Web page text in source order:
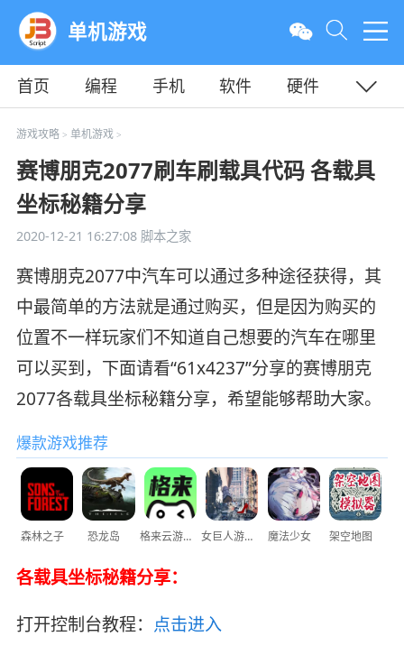
单机游戏
首页 编程 手机 软件
硬件
教程
平面
游戏攻略> 单机游戏>
赛博朋克2077刷车刷载具代码 各载具
坐标秘籍分享
2020-12-21 16:27:08脚本之家
赛博朋克2077中汽车可以通过多种途径获得，其
中最简单的方法就是通过购买，但是因为购买的
位置不一样玩家们不知道自己想要的汽车在哪里
可以买到，下面请看“61x4237”分享的赛博朋克
2077各载具坐标秘籍分享，希望能够帮助大家。
爆款游戏推荐
森林之子 恐龙岛 格来云游戏 女巨人游乐场 魔法少女 架空地图
各载具坐标秘籍分享：
打开控制台教程： 点击进入